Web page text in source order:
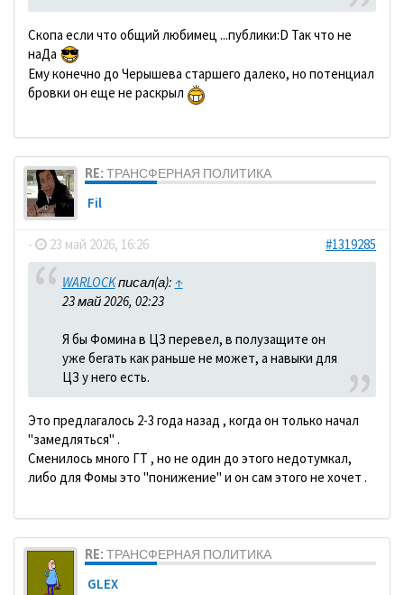
Скопа если что общий любимец ...публики:D Так что не
наДа
Ему конечно до Черышева старшего далеко, но потенциал
бровки он еще не раскрыл
RE: ТРАНСФЕРНАЯ ПОЛИТИКА
Fil
- 23 май 2026, 16:26 #1319285
WARLOCKписал(а): ↑
23 май 2026, 02:23
Я бы Фомина в ЦЗ перевел, в полузащите он
уже бегать как раньше не может, а навыки для
ЦЗ у него есть.
Это предлагалось 2-3 года назад , когда он только начал
"замедляться" .
Сменилось много ГТ , но не один до этого недотумкал,
либо для Фомы это "понижение" и он сам этого не хочет .
RE: ТРАНСФЕРНАЯ ПОЛИТИКА
GLEX